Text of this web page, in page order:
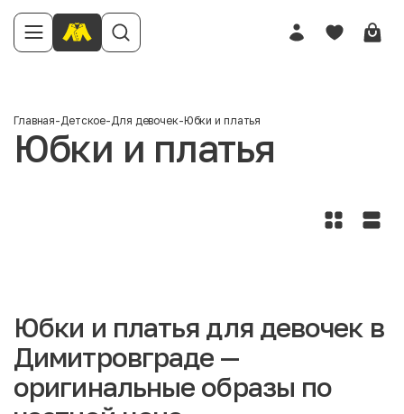
Главная-Детское-Для девочек-Юбки и платья
Юбки и платья
Юбки и платья для девочек в
Димитровграде —
оригинальные образы по